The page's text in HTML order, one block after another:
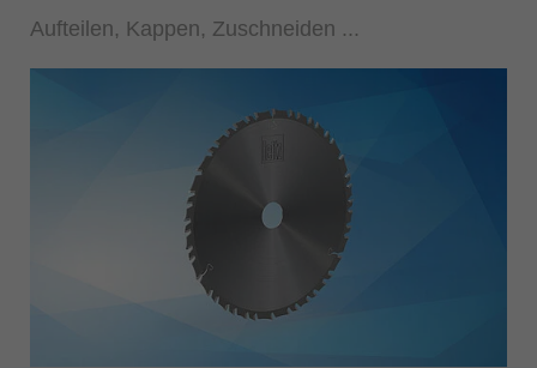
Aufteilen, Kappen, Zuschneiden ...